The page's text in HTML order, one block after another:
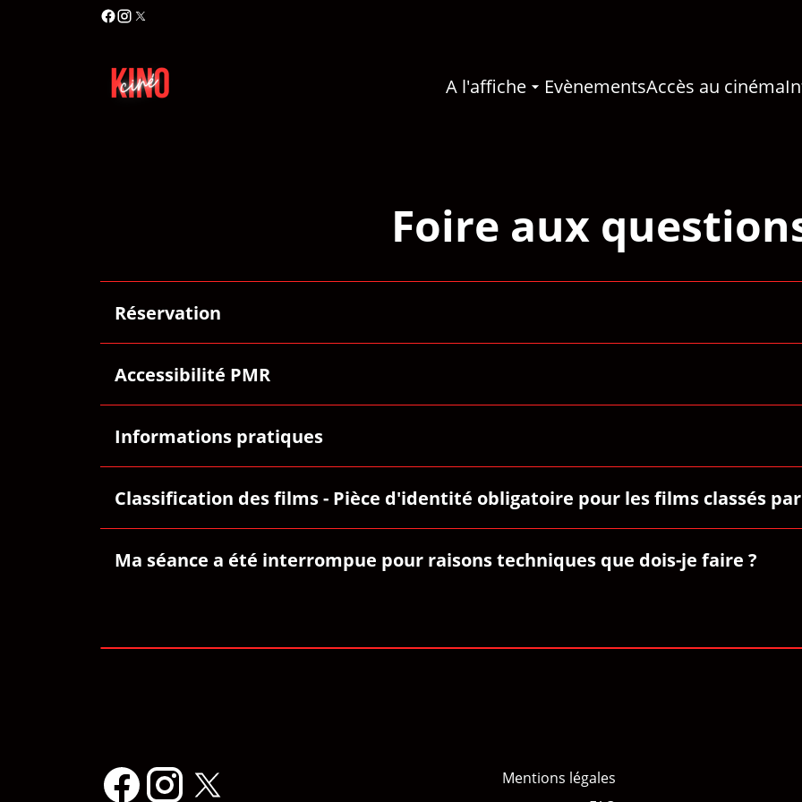
A l'affiche EvènementsAccès au cinéma
Foire aux
Réservation
Accessibilité PMR
Informations pratiques
Classification des films - Pièce d'identité obligatoire pour les films classés
Ma séance a été interrompue pour raisons techniques que dois-je faire ?
Mentions légales